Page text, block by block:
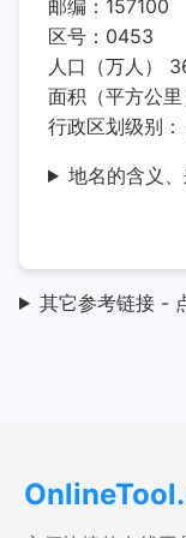
邮编：157100
区号：0453
人口（万人）
面积（平方公
行政区划级别
地名的含义
其它参考链接 -